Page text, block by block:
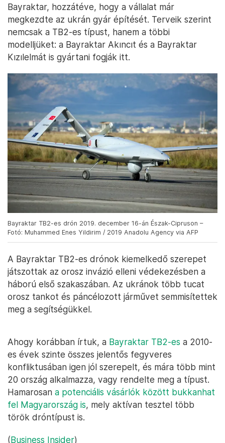
Bayraktar, hozzátéve, hogy a vállalat már
megkezdte az ukrán gyár építését. Terveik szerint
nemcsak a TB2-es típust, hanem a többi
modelljüket: a Bayraktar Akıncıt és a Bayraktar
Kızılelmát is gyártani fogják itt.
Bayraktar TB2-es drón 2019. december 16-án Észak-Cipruson –
Fotó: Muhammed Enes Yildirim / 2019 Anadolu Agency via AFP
A Bayraktar TB2-es drónok kiemelkedő szerepet
játszottak az orosz invázió elleni védekezésben a
háború első szakaszában. Az ukránok több tucat
orosz tankot és páncélozott járművet semmisítettek
meg a segítségükkel.
Ahogy korábban írtuk, a Bayraktar TB2-es a 2010-
es évek szinte összes jelentős fegyveres
konfliktusában igen jól szerepelt, és mára több mint
20 ország alkalmazza, vagy rendelte meg a típust.
Hamarosan a potenciális vásárlók között bukkanhat
fel Magyarország is, mely aktívan tesztel több
török dróntípust is.
(Business Insider)